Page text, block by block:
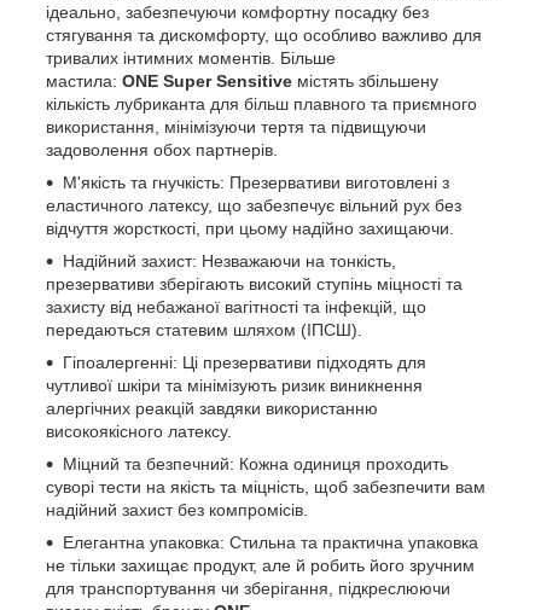
ідеально, забезпечуючи комфортну посадку без
стягування та дискомфорту, що особливо важливо для
тривалих інтимних моментів. Більше
мастила: ONE Super Sensitive містять збільшену
кількість лубриканта для більш плавного та приємного
використання, мінімізуючи тертя та підвищуючи
задоволення обох партнерів.
М'якість та гнучкість: Презервативи виготовлені з
еластичного латексу, що забезпечує вільний рух без
відчуття жорсткості, при цьому надійно захищаючи.
Надійний захист: Незважаючи на тонкість,
презервативи зберігають високий ступінь міцності та
захисту від небажаної вагітності та інфекцій, що
передаються статевим шляхом (ІПСШ).
Гіпоалергенні: Ці презервативи підходять для
чутливої шкіри та мінімізують ризик виникнення
алергічних реакцій завдяки використанню
високоякісного латексу.
Міцний та безпечний: Кожна одиниця проходить
суворі тести на якість та міцність, щоб забезпечити вам
надійний захист без компромісів.
Елегантна упаковка: Стильна та практична упаковка
не тільки захищає продукт, але й робить його зручним
для транспортування чи зберігання, підкреслюючи